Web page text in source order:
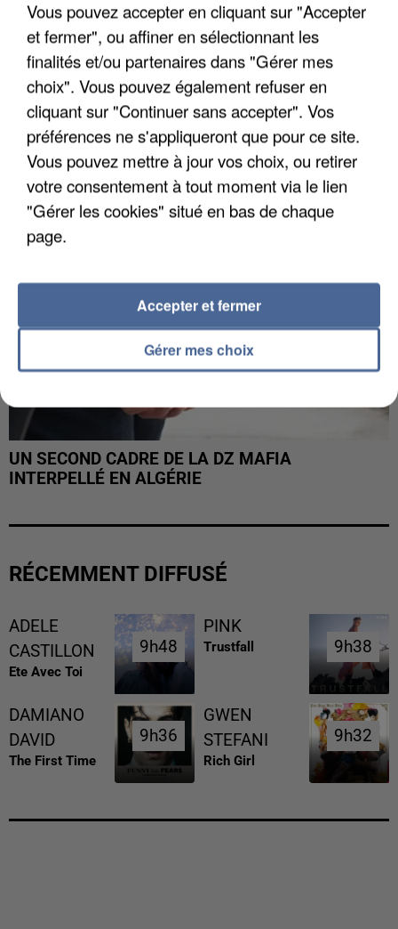
L’UN DES FONDATEURS SUPPOSÉS DE LA DZ
MAFIA INTERPELLÉ EN ALGÉRIE
UN SECOND CADRE DE LA DZ MAFIA
INTERPELLÉ EN ALGÉRIE
RÉCEMMENT DIFFUSÉ
ADELE
CASTILLON
Ete Avec Toi
9h48
9h48
PINK
Trustfall 9h38
9h38
DAMIANO
DAVID
The First Time
9h36
9h36
GWEN
STEFANI
Rich Girl
9h32
9h32
Vous pouvez accepter en cliquant sur "Accepter
et fermer", ou affiner en sélectionnant les
finalités et/ou partenaires dans "Gérer mes
choix". Vous pouvez également refuser en
cliquant sur "Continuer sans accepter". Vos
préférences ne s'appliqueront que pour ce site.
Vous pouvez mettre à jour vos choix, ou retirer
votre consentement à tout moment via le lien
"Gérer les cookies" situé en bas de chaque
page.
Gérer mes choix
Accepter et fermer